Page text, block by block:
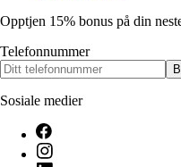
Opptjen 15% bonus på din
Telefonnummer
Sosiale medier